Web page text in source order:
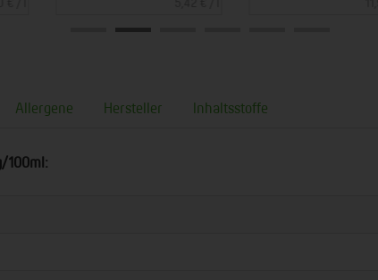
Allergene Hersteller Inhaltsstoffe
100ml: